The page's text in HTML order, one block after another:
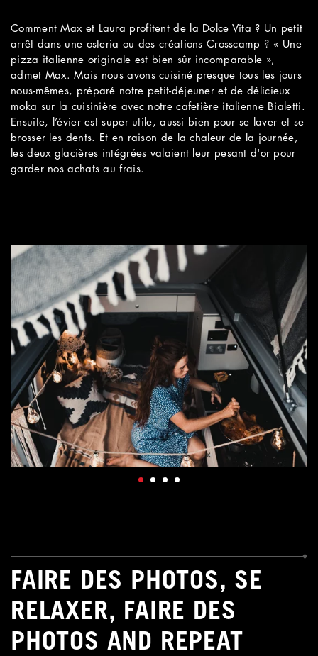
Comment Max et Laura profitent de la Dolce Vita ? Un petit
arrêt dans une osteria ou des créations Crosscamp ? « Une
pizza italienne originale est bien sûr incomparable »,
admet Max. Mais nous avons cuisiné presque tous les jours
nous-mêmes, préparé notre petit-déjeuner et de délicieux
moka sur la cuisinière avec notre cafetière italienne Bialetti.
Ensuite, l’évier est super utile, aussi bien pour se laver et se
brosser les dents. Et en raison de la chaleur de la journée,
les deux glacières intégrées valaient leur pesant d'or pour
garder nos achats au frais.
FAIRE DES PHOTOS, SE
RELAXER, FAIRE DES
PHOTOS AND REPEAT